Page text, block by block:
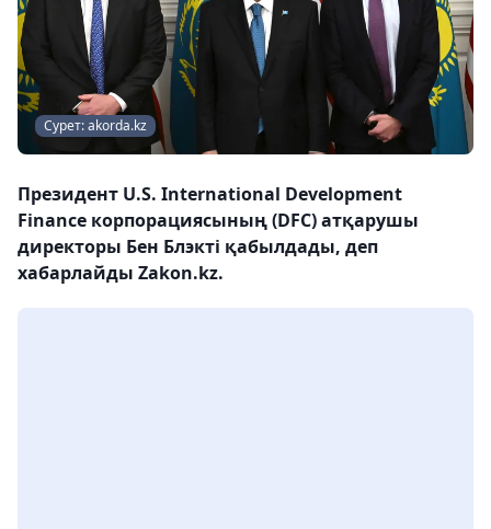
Сурет: akorda.kz
Президент U.S. International Development
Finance корпорациясының (DFC) атқарушы
директоры Бен Блэкті қабылдады, деп
хабарлайды Zakon.kz.